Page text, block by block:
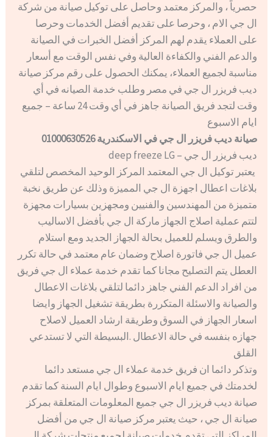
حصرياً ، والمركز معتمد وحاصل على توكيل صيانة من شركة
ال جي الام ، وحرصا على تقديم أفضل الخدمات وحرصا
على العملاء يقدم لهم المركز أفضل الخبرات في الصيانة
والدعم الفني والكفاءة العالية وفي نفس الوقت مع أسعار
مناسبة لجميع العملاء، يمكنك الحصول على رقم مركز صيانة
ديب فريزر ال جي في مصر وطلب خدمة الصيانه في أي
وقت لتجد فريق الصيانة جاهز في أي وقت 24 ساعة – جميع
ايام الاسبوع
صيانة ديب فريزر ال جي في الاسكندرية 01000630526
ديب فريزر ال جي – deep freeze LG
يعتبر توكيل ال جي المعتمد المركز الوحيد المخصص لتلقي
بلاغات اعطال اجهزة ال جي المميزة وذلك عن طريق نخبة
متميزة من المهندسين والفنيين ومجهزين بسيارات مجهزة
لتتم عملية اصلاج الجهاز ماركة ال جي بأفضل الاساليب
والطرق ويسلم للعميل بحالة الجهاز الجديد ومع استلام
عميل ال جي فاتورة اصلاح وضمان عام معتمد في حالة تكرر
العطل يتم التصليح مجانا كما تقدم خدمة عملاء ال جي فريق
من افراد الدعم الفني جاهز دائما لتلقي بلاغات الاعطال
والصيانة والاسئلة المتكررة بطريقة تشغيل الجهاز وايضا
اسعار الجهاز في السوق وطريقة ارشاد العميل لاصلاح
جهازه بنفسه في حالة الاعطال .البسيطة التي لا تستدعي
القلق
وتذكر دائما ان فريق خدمة عملاء ال جي مستعد دائما
لخدمتك في جميع ايام الاسبوع وطوال ايام السنة كما تقدم
صيانة ديب فريزر ال جي جميع المعلومات المتعلقة بمركز
صيانة ال جي ، حيث يعتبر مركز صيانة ال جي من أفضل